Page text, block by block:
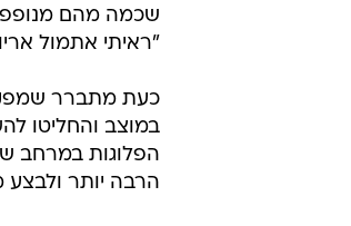
שכמה מהם
"ראיתי אתמול
כעת מתברר
במוצב והחליטו
הפלוגות במרחב
הרבה יותר ולבצע